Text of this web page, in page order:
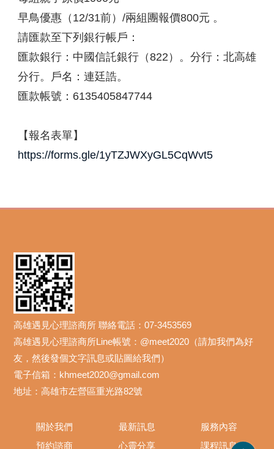
早鳥優惠（12/31前）/兩組團報價800元 。
請匯款至下列銀行帳戶：
匯款銀行：中國信託銀行（822）。分行：北高雄
分行。戶名：連廷誥。
匯款帳號：6135405847744
【報名表單】
https://forms.gle/1yTZJWXyGL5CqWvt5
高雄遇見心理諮商所 聯絡電話：07-3453569
高雄遇見心理諮商所Line帳號：@meet2020（請加我們為好
友，然後發個文字訊息或貼圖給我們）
電子信箱：khmeet2020@gmail.com
地址：高雄市左營區重光路82號
關於我們 最新訊息
服務內容
預約諮商
心靈分享 課程訊息